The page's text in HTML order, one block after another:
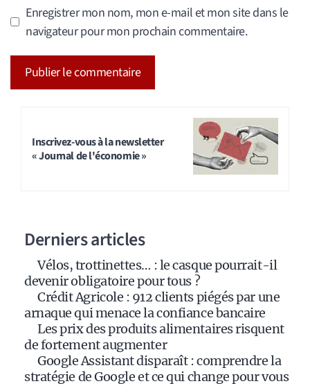
Enregistrer mon nom, mon e-mail et mon site dans le
navigateur pour mon prochain commentaire.
Inscrivez-vous à la newsletter
« Journal de l'économie »
Derniers articles
Vélos, trottinettes… : le casque pourrait-il
devenir obligatoire pour tous ?
Crédit Agricole : 912 clients piégés par une
arnaque qui menace la confiance bancaire
Les prix des produits alimentaires risquent
de fortement augmenter
Google Assistant disparaît : comprendre la
stratégie de Google et ce qui change pour vous